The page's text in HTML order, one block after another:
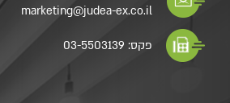
marketing@judea-ex.co.il
פקס: 03-5503139